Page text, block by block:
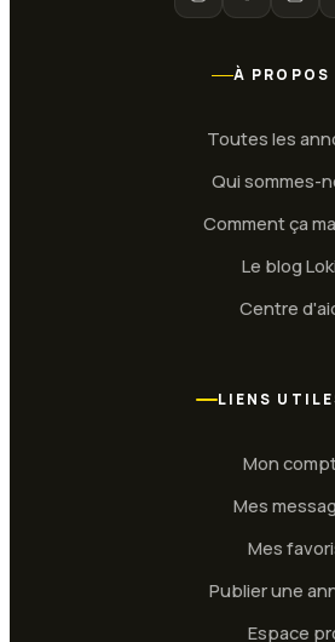
À PROPOS
Toutes les
Qui sommes-
Comment ça
Le blog
Centre
LIENS
Mon
Mes
Mes
Publier une
Espace